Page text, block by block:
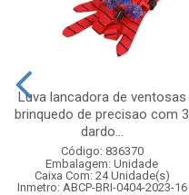
Luva lancadora de ventosas
brinquedo de precisao com 3
dardo...
Código: 836370
Embalagem: Unidade
Caixa Com: 24 Unidade(s)
Inmetro: ABCP-BRI-0404-2023-16